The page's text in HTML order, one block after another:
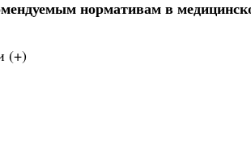
нормативам в
(+)